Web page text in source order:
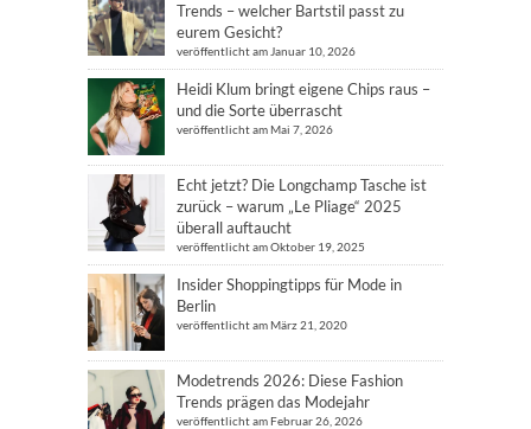
Trends – welcher Bartstil passt zu
eurem Gesicht?
veröffentlicht am Januar 10, 2026
Heidi Klum bringt eigene Chips raus –
und die Sorte überrascht
veröffentlicht am Mai 7, 2026
Echt jetzt? Die Longchamp Tasche ist
zurück – warum „Le Pliage“ 2025
überall auftaucht
veröffentlicht am Oktober 19, 2025
Insider Shoppingtipps für Mode in
Berlin
veröffentlicht am März 21, 2020
Modetrends 2026: Diese Fashion
Trends prägen das Modejahr
veröffentlicht am Februar 26, 2026